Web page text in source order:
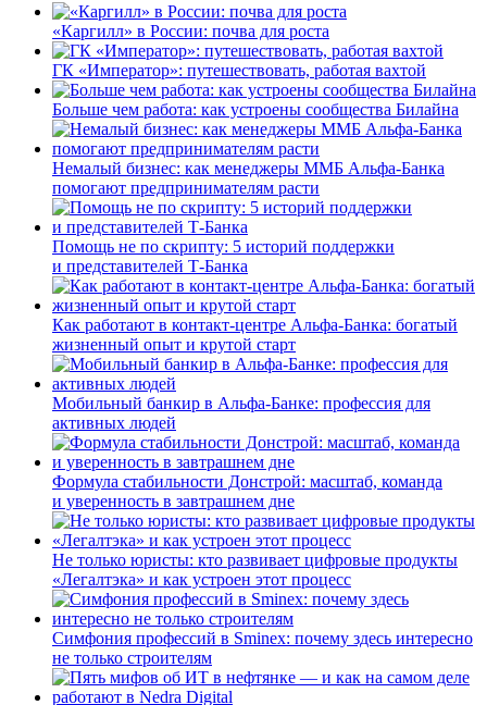
«Каргилл» в России: почва для роста
ГК «Император»: путешествовать, работая вахтой
Больше чем работа: как устроены сообщества Билайна
Немалый бизнес: как менеджеры ММБ Альфа-Банка
помогают предпринимателям расти
Помощь не по скрипту: 5 историй поддержки
и представителей Т-Банка
Как работают в контакт-центре Альфа-Банка: богатый
жизненный опыт и крутой старт
Мобильный банкир в Альфа-Банке: профессия для
активных людей
Формула стабильности Донстрой: масштаб, команда
и уверенность в завтрашнем дне
Не только юристы: кто развивает цифровые продукты
«Легалтэка» и как устроен этот процесс
Симфония профессий в Sminex: почему здесь интересно
не только строителям